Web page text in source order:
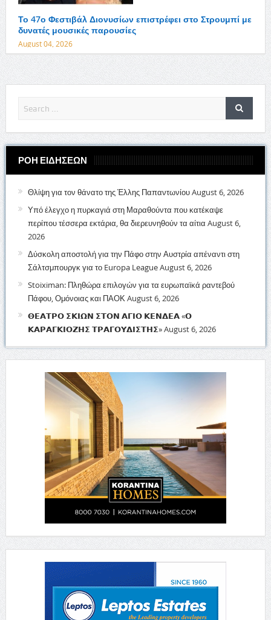
Το 47ο Φεστιβάλ Διονυσίων επιστρέφει στο Στρουμπί με
δυνατές μουσικές παρουσίες
August 04, 2026
ΡΟΗ ΕΙΔΗΣΕΩΝ
Θλίψη για τον θάνατο της Έλλης ΠαπαντωνίουAugust 6, 2026
Υπό έλεγχο η πυρκαγιά στη Μαραθούντα που κατέκαψε
περίπου τέσσερα εκτάρια, θα διερευνηθούν τα αίτια August 6,
2026
Δύσκολη αποστολή για την Πάφο στην Αυστρία απέναντι στη
Σάλτσμπουργκ για το Europa LeagueAugust 6, 2026
Stoiximan: Πληθώρα επιλογών για τα ευρωπαϊκά ραντεβού
Πάφου, Ομόνοιας και ΠΑΟΚAugust 6, 2026
𝝝𝝚𝝖𝝩𝝦𝝤 𝝨𝝟𝝞𝝮𝝢 𝝨𝝩𝝤𝝢 𝝖𝝘𝝞𝝤 𝝟𝝚𝝢𝝙𝝚𝝖 «𝝤
𝝟𝝖𝝦𝝖𝝘𝝟𝝞𝝤𝝛𝝜𝝨 𝝩𝝦𝝖𝝘𝝤𝝪𝝙𝝞𝝨𝝩𝝜𝝨»August 6, 2026